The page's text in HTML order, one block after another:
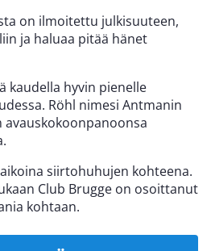
on ilmoitettu julkisuuteen,
ja haluaa pitää hänet
kaudella hyvin pienelle
Röhl nimesi Antmanin
siirtohuhujen kohteena.
Club Brugge on osoittanut
kohtaan.